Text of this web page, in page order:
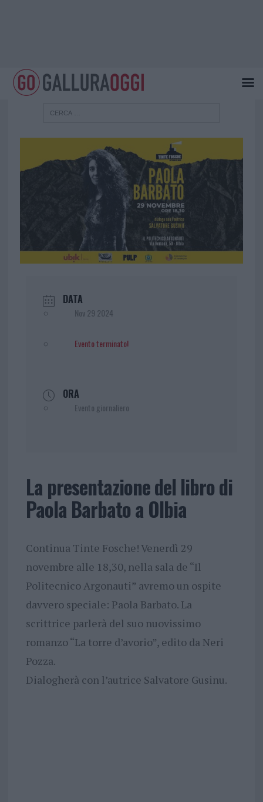
DATA
Nov 29 2024
Evento terminato!
ORA
Evento giornaliero
La presentazione del libro di
Paola Barbato a Olbia
Continua Tinte Fosche! Venerdì 29
novembre alle 18,30, nella sala de “Il
Politecnico Argonauti” avremo un ospite
davvero speciale: Paola Barbato. La
scrittrice parlerà del suo nuovissimo
romanzo “La torre d’avorio”, edito da Neri
Pozza.
Dialogherà con l’autrice Salvatore Gusinu.